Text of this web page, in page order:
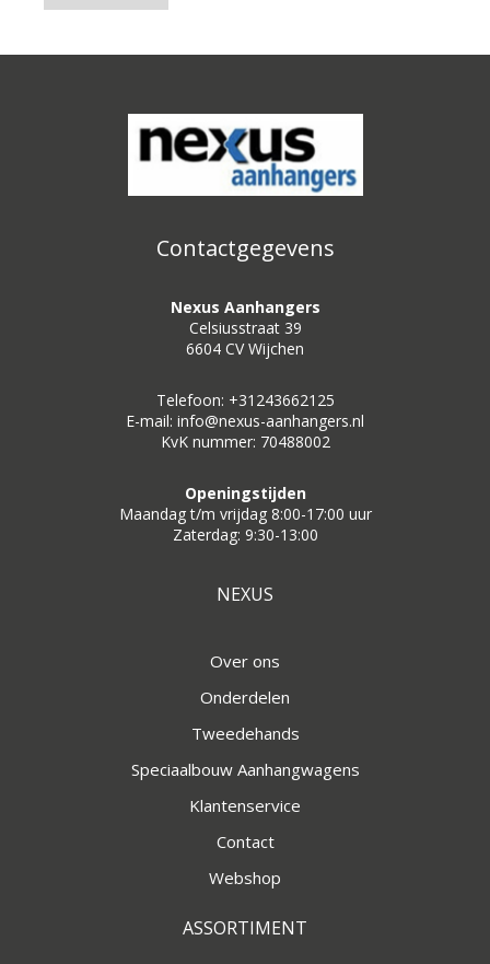
Contactgegevens
Nexus Aanhangers
Celsiusstraat 39
6604 CV Wijchen
Telefoon: +31243662125
E-mail: info@nexus-aanhangers.nl
KvK nummer: 70488002
Openingstijden
Maandag t/m vrijdag 8:00-17:00 uur
Zaterdag: 9:30-13:00
NEXUS
Over ons
Onderdelen
Tweedehands
Speciaalbouw Aanhangwagens
Klantenservice
Contact
Webshop
ASSORTIMENT